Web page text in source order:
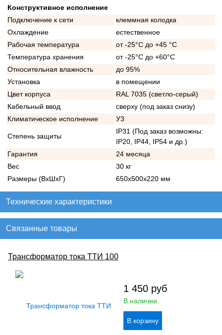
Конструктивное исполнение
Подключение к сети
клеммная колодка
Охлаждение
естественное
Рабочая температура
от -25°C до +45 °C
Температура хранения
от -25°C до +60°C
Относительная влажность
до 95%
Установка
в помещении
Цвет корпуса
RAL 7035 (светло-серый)
Кабельный ввод
сверху (под заказ снизу)
Климатическое исполнение
У3
Степень защиты
IP31 (Под заказ возможны:
IP20, IP44, IP54 и др.)
Гарантия
24 месяца
Вес
30 кг
Размеры (ВхШхГ)
650х500х220 мм
Технические характеристики
Связанные товары
Трансформатор тока ТТИ 100
1 450 руб
В наличии